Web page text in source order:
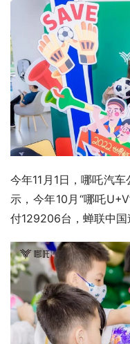
今年11月1日，哪吒汽
示，今年10月“哪吒
付129206台，蝉联中国